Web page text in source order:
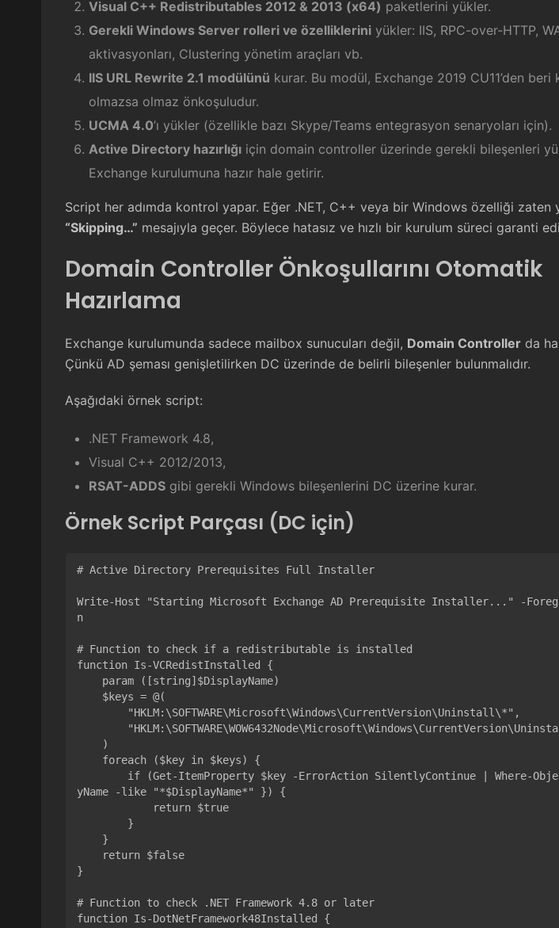
Visual C++ Redistributables 2012 & 2013 (x64) paketlerini yükler.
Gerekli Windows Server rolleri ve özelliklerini yükler: IIS, RPC-over-HTTP,
aktivasyonları, Clustering yönetim araçları vb.
IIS URL Rewrite 2.1 modülünü kurar. Bu modül, Exchange 2019 CU11’den beri
olmazsa olmaz önkoşuludur.
UCMA 4.0’ı yükler (özellikle bazı Skype/Teams entegrasyon senaryoları için).
Active Directory hazırlığı için domain controller üzerinde gerekli bileşenleri
Exchange kurulumuna hazır hale getirir.
Script her adımda kontrol yapar. Eğer .NET, C++ veya bir Windows özelliği zaten
“Skipping…” mesajıyla geçer. Böylece hatasız ve hızlı bir kurulum süreci garanti
Domain Controller Önkoşullarını Otomatik
Hazırlama
Exchange kurulumunda sadece mailbox sunucuları değil, Domain Controller da
Çünkü AD şeması genişletilirken DC üzerinde de belirli bileşenler bulunmalıdır.
Aşağıdaki örnek script:
.NET Framework 4.8,
Visual C++ 2012/2013,
RSAT-ADDS gibi gerekli Windows bileşenlerini DC üzerine kurar.
Örnek Script Parçası (DC için)
# Active Directory Prerequisites Full Installer
Write-Host "Starting Microsoft Exchange AD Prerequisite Installer..." -
n
# Function to check if a redistributable is installed
function Is-VCRedistInstalled {
yName -like "*$DisplayName*" }) {
}
# Function to check .NET Framework 4.8 or later
function Is-DotNetFramework48Installed {